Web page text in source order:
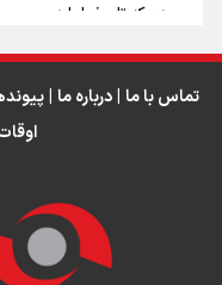
اینفو برنا /
مردی که تاریخ را با
انتظار حضور تیم‌های بزرگ
تماس با ما درباره ما